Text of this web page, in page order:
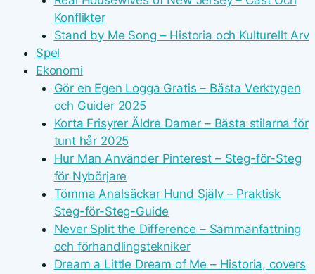
Konflikter
Stand by Me Song – Historia och Kulturellt Arv
Spel
Ekonomi
Gör en Egen Logga Gratis – Bästa Verktygen
och Guider 2025
Korta Frisyrer Äldre Damer – Bästa stilarna för
tunt hår 2025
Hur Man Använder Pinterest – Steg-för-Steg
för Nybörjare
Tömma Analsäckar Hund Själv – Praktisk
Steg-för-Steg-Guide
Never Split the Difference – Sammanfattning
och förhandlingstekniker
Dream a Little Dream of Me – Historia, covers